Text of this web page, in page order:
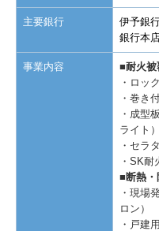
主要銀行
伊予銀
銀行本
事業内容
■耐火被
・ロッ
・巻き
・成型
ライト）
・セラ
・SK耐
■断熱・
・現場
ロン）
・戸建